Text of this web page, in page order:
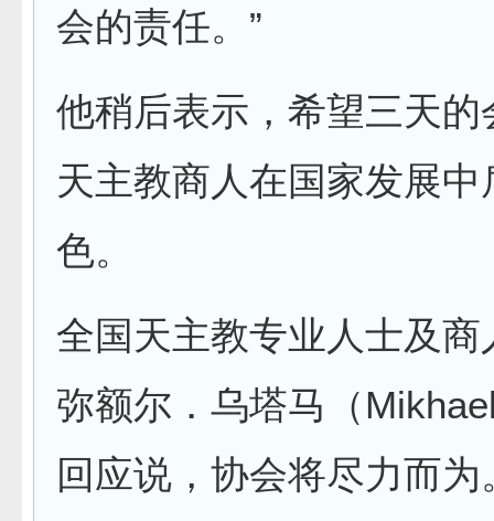
会的责任。”
他稍后表示，希望三天的
天主教商人在国家发展中
色。
全国天主教专业人士及商
弥额尔．乌塔马（
回应说，协会将尽力而为